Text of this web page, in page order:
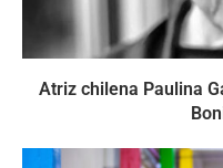
Atriz chilena Paulina